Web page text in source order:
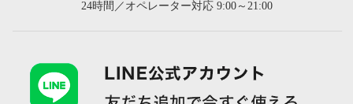
24時間／オペレーター対応 9:00～21:00